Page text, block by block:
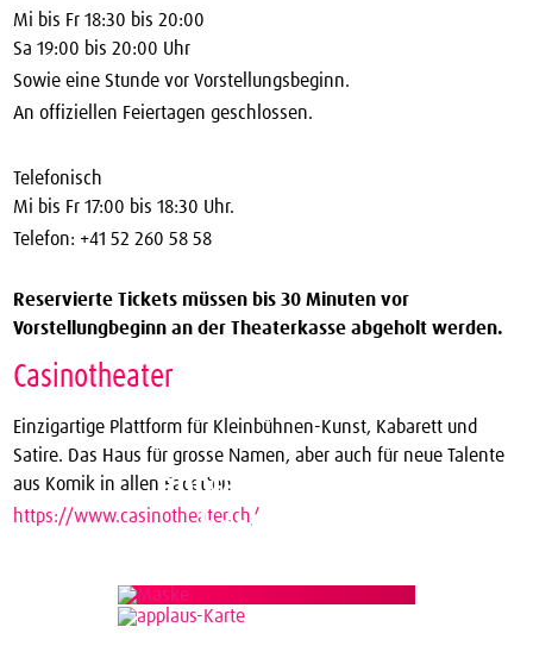
Mi bis Fr 18:30 bis 20:00
Sa 19:00 bis 20:00 Uhr
Sowie eine Stunde vor Vorstellungsbeginn.
An offiziellen Feiertagen geschlossen.
Telefonisch
Mi bis Fr 17:00 bis 18:30 Uhr.
Telefon: +41 52 260 58 58
Reservierte Tickets müssen bis 30 Minuten vor
Vorstellungbeginn an der Theaterkasse abgeholt werden.
Casinotheater
Einzigartige Plattform für Kleinbühnen-Kunst, Kabarett und
Satire. Das Haus für grosse Namen, aber auch für neue Talente
aus Komik in allen Facetten.
https://www.casinotheater.ch/
applaus!-Karte
bestellen